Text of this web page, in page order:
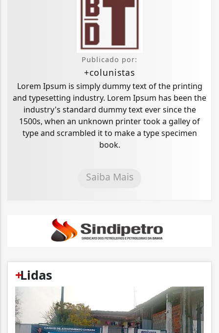
Publicado por:
+colunistas
Lorem Ipsum is simply dummy text of the printing
and typesetting industry. Lorem Ipsum has been the
industry's standard dummy text ever since the
1500s, when an unknown printer took a galley of
type and scrambled it to make a type specimen
book.
Saiba Mais
+
Lidas